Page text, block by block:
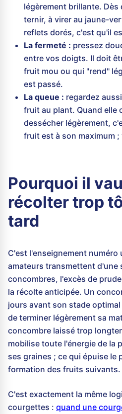
légèrement brillante. Dès
ternir, à virer au jaune-
reflets dorés, c'est qu'il
La fermeté : pressez
entre vos doigts. Il doit
fruit mou ou qui "rend"
est passé.
La queue : regardez
fruit au plant. Quand elle
dessécher légèrement,
fruit est à son maximum
Pourquoi il
récolter trop
tard
C'est l'enseignement numéro
amateurs transmettent d'une
concombres, l'excès de
la récolte anticipée. Un
jours avant son stade
de terminer légèrement sa
concombre laissé trop
mobilise toute l'énergie de la
ses graines ; ce qui épuise le
formation des fruits suivants.
C'est exactement la même
courgettes : quand une